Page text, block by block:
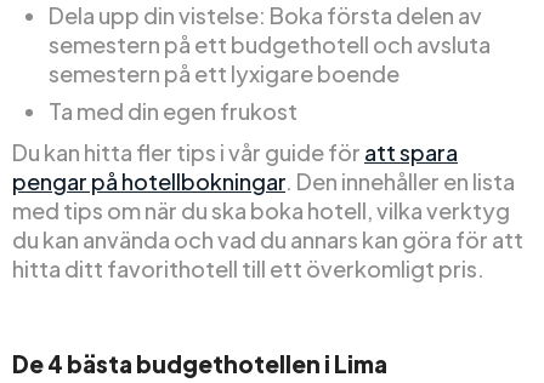
Dela upp din vistelse: Boka första delen av
semestern på ett budgethotell och avsluta
semestern på ett lyxigare boende
Ta med din egen frukost
Du kan hitta fler tips i vår guide för att spara
pengar på hotellbokningar. Den innehåller en lista
med tips om när du ska boka hotell, vilka verktyg
du kan använda och vad du annars kan göra för att
hitta ditt favorithotell till ett överkomligt pris.
De 4 bästa budgethotellen i Lima